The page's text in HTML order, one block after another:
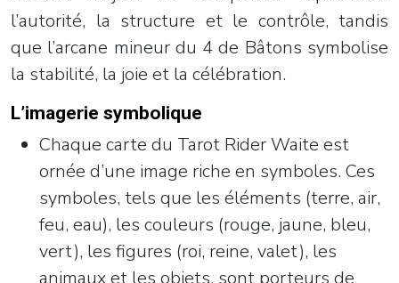
l’autorité, la structure et le contrôle, tandis
que l’arcane mineur du 4 de Bâtons symbolise
la stabilité, la joie et la célébration.
L’imagerie symbolique
Chaque carte du Tarot Rider Waite est
ornée d’une image riche en symboles. Ces
symboles, tels que les éléments (terre, air,
feu, eau), les couleurs (rouge, jaune, bleu,
vert), les figures (roi, reine, valet), les
animaux et les objets, sont porteurs de